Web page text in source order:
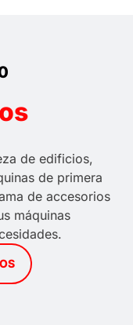
de edificios,
de primera
de accesorios
máquinas